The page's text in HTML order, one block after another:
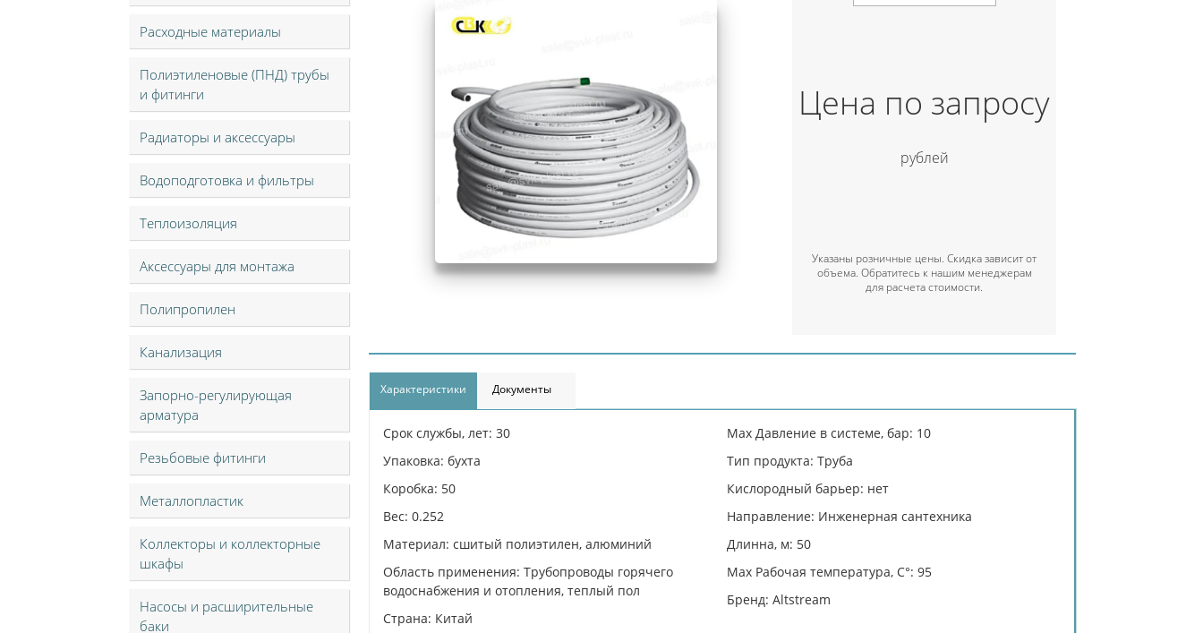
Расходные материалы
Полиэтиленовые (ПНД) трубы
и фитинги
Радиаторы и аксессуары
Водоподготовка и фильтры
Теплоизоляция
Аксессуары для монтажа
Полипропилен
Канализация
Запорно-регулирующая
арматура
Резьбовые фитинги
Металлопластик
Коллекторы и коллекторные
шкафы
Насосы и расширительные
баки
Цена по запросу
рублей
Указаны розничные цены. Скидка зависит от
объема. Обратитесь к нашим менеджерам
для расчета стоимости.
Характеристики Документы
Срок службы, лет: 30
Упаковка: бухта
Коробка: 50
Вес: 0.252
Материал: сшитый полиэтилен, алюминий
Область применения: Трубопроводы горячего
водоснабжения и отопления, теплый пол
Страна: Китай
Max Давление в системе, бар: 10
Тип продукта: Труба
Кислородный барьер: нет
Направление: Инженерная сантехника
Длинна, м: 50
Max Рабочая температура, C°: 95
Бренд: Altstream